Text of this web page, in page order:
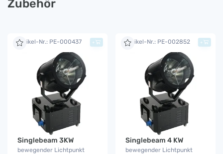
Zubehör
Artikel-Nr.: PE-000437
Singlebeam 3KW
bewegender Lichtpunkt
+ Artikel-Nr.: PE-002852
Singlebeam 4 KW
bewegender Lichtpunkt
+